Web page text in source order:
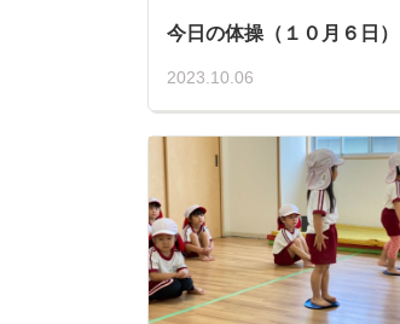
今日の体操（１０月６日）
2023.10.06